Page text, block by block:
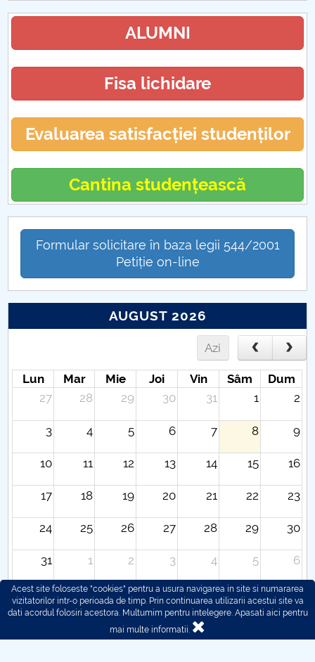
ALUMNI
Fisa lichidare
Evaluarea satisfacției studenților
Cantina studențească
Formular solicitare în baza legii 544/2001
Petiție on-line
AUGUST 2026
Azi
Lun Mar Mie Joi Vin Sâm
Dum
27
28 29 30 31 1 2
3 4 5 6 7 8 9
10 11 12 13 14 15 16
17 18 19 20 21 22 23
24 25 26 27 28 29 30
31 1 2 3 4 5 6
Acest site foloseste "cookies" pentru a usura navigarea in site si numararea
vizitatorilor intr-o perioada de timp. Prin continuarea utilizarii acestui site va
dati acordul folosiri acestora. Multumim pentru intelegere. Apasati aici pentru
mai multe informatii.